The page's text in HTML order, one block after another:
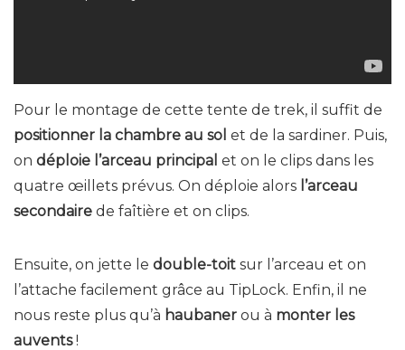
Pour le montage de cette tente de trek, il suffit de
positionner la chambre au sol et de la sardiner. Puis,
on déploie l’arceau principal et on le clips dans les
quatre œillets prévus. On déploie alors l’arceau
secondaire de faîtière et on clips.
Ensuite, on jette le double-toit sur l’arceau et on
l’attache facilement grâce au TipLock. Enfin, il ne
nous reste plus qu’à haubaner ou à monter les
auvents!